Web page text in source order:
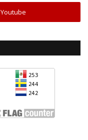
Youtube